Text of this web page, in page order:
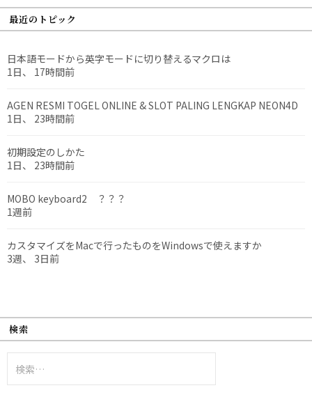
最近のトピック
日本語モードから英字モードに切り替えるマクロは
1日、 17時間前
AGEN RESMI TOGEL ONLINE & SLOT PALING LENGKAP NEON4D
1日、 23時間前
初期設定のしかた
1日、 23時間前
MOBO keyboard2 ？？？
1週前
カスタマイズをMacで行ったものをWindowsで使えますか
3週、 3日前
検索
索: